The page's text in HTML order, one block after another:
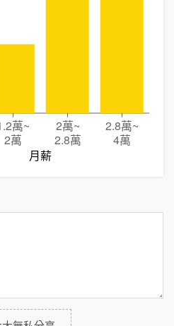
萬~
2萬
2萬~
2.8萬
2.8萬~
4萬
月薪